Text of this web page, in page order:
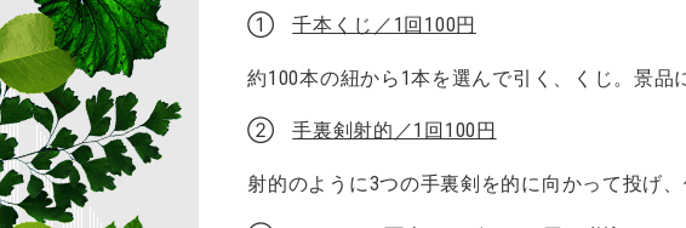
①千本くじ／1回100円
約100本の紐から1本を選んで引く、くじ。景品
②手裏剣射的／1回100円
射的のように3つの手裏剣を的に向かって投げ